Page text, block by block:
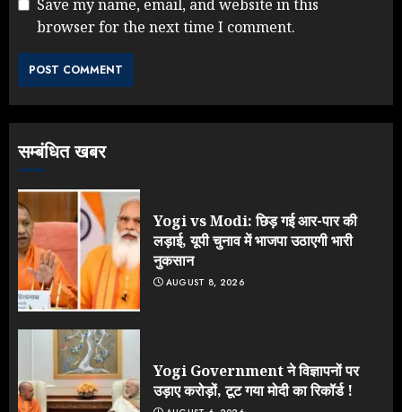
Save my name, email, and website in this
browser for the next time I comment.
सम्बंधित खबर
Yogi vs Modi: छिड़ गई आर-पार की
लड़ाई, यूपी चुनाव में भाजपा उठाएगी भारी
नुकसान
AUGUST 8, 2026
Yogi Government ने विज्ञापनों पर
उड़ाए करोड़ों, टूट गया मोदी का रिकॉर्ड !
Rahul Gandhi के तीखे वार से बार-बार
4
5
JULY 23, 2026